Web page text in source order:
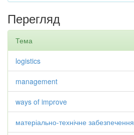
Перегляд
Тема
logistics
management
ways of improve
матеріально-технічне забезпечення